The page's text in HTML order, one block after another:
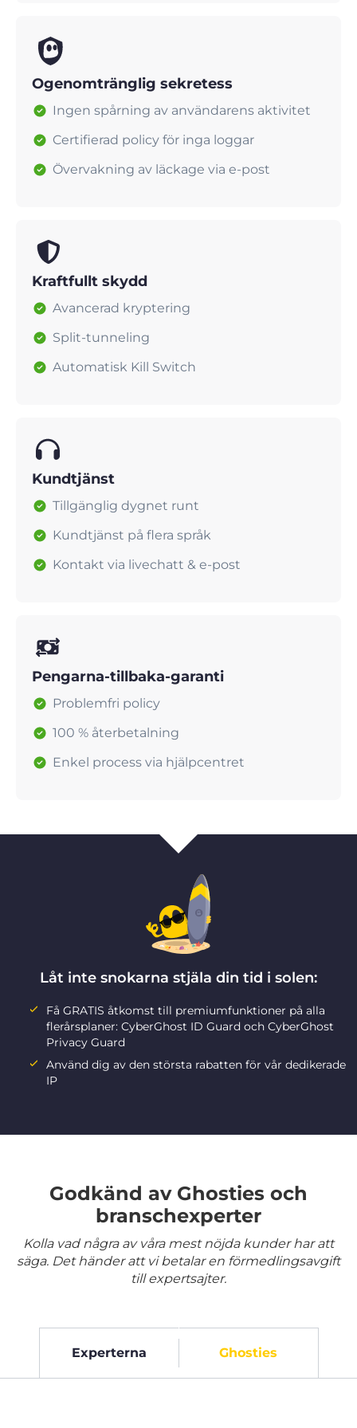
Ogenomtränglig sekretess
Ingen spårning av användarens aktivitet
Certifierad policy för inga loggar
Övervakning av läckage via e-post
Kraftfullt skydd
Avancerad kryptering
Split-tunneling
Automatisk Kill Switch
Kundtjänst
Tillgänglig dygnet runt
Kundtjänst på flera språk
Kontakt via livechatt & e-post
Pengarna-tillbaka-garanti
Problemfri policy
100 % återbetalning
Enkel process via hjälpcentret
Låt inte snokarna stjäla din tid i solen:
Få GRATIS åtkomst till premiumfunktioner på alla
flerårsplaner: CyberGhost ID Guard och CyberGhost
Privacy Guard
Använd dig av den största rabatten för vår dedikerade
IP
Godkänd av Ghosties och
branschexperter
Kolla vad några av våra mest nöjda kunder har att
säga. Det händer att vi betalar en förmedlingsavgift
till expertsajter.
Experterna Ghosties